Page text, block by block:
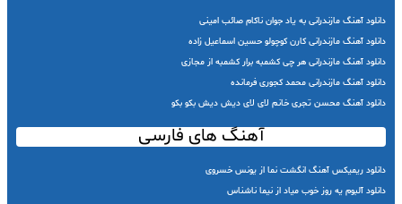
دانلود آهنگ مازندرانی به یاد جوان ناکام صائب امینی
دانلود آهنگ مازندرانی کارن کوچولو حسین اسماعیل زاده
دانلود آهنگ مازندرانی هر چی کشمبه برار کشمبه از مجازی
دانلود آهنگ مازندرانی محمد کجوری فرمانده
دانلود آهنگ محسن تجری خانم لای لای دیش دیش بکو بکو
آهنگ های فارسی
دانلود ریمیکس آهنگ انگشت نما از یونس خسروی
دانلود آلبوم یه روز خوب میاد از نیما ناشناس